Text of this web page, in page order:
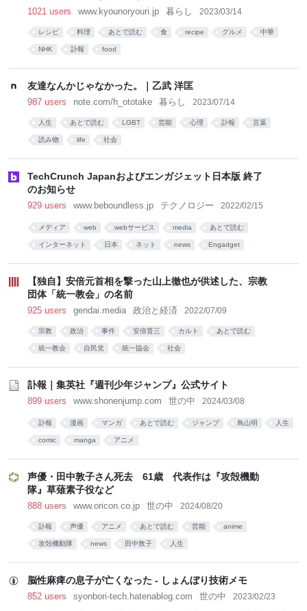
1021 users www.kyounoryouri.jp 暮らし 2023/03/14
レシピ 料理 あとで読む 食 recipe グルメ 中華
NHK 訃報 food
友達なんかじゃなかった。｜乙武 洋匡
987 users note.com/h_ototake 暮らし 2023/07/14
人生 あとで読む LGBT 芸能 心理 訃報 言葉
読み物 life 社会
TechCrunch Japanおよびエンガジェット日本版 終了
のお知らせ
929 users www.beboundless.jp テクノロジー 2022/02/15
メディア web webサービス media あとで読む
インターネット 日本 ネット news Engadget
【独自】安倍元首相を撃った山上徹也が供述した、宗教
団体「統一教会」の名前
925 users gendai.media 政治と経済 2022/07/09
宗教 政治 事件 安倍晋三 カルト あとで読む
統一教会 自民党 統一協会 社会
訃報｜集英社『週刊少年ジャンプ』公式サイト
899 users www.shonenjump.com 世の中 2024/03/08
訃報 漫画 マンガ あとで読む ジャンプ 鳥山明 人生
comic manga アニメ
声優・田中敦子さん死去 61歳 代表作は『攻殻機動
隊』草薙素子役など
888 users www.oricon.co.jp 世の中 2024/08/20
訃報 声優 アニメ あとで読む 芸能 anime
攻殻機動隊 news 田中敦子 人生
脳性麻痺の息子が亡くなった - しょんぼり技術メモ
852 users syonbori-tech.hatenablog.com 世の中 2023/02/23